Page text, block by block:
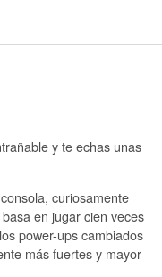
y te echas unas
curiosamente
en jugar cien veces
power-ups cambiados
más fuertes y mayor